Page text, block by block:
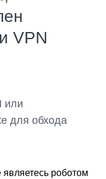
VPN
или
для обхода
роботом